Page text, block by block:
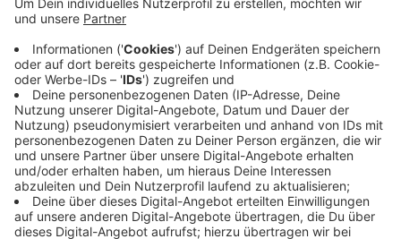
Tour mit seinem Album "Schlüsselkind" und seiner
Single "Polaroid". Wir haben mit ihm über Hochzeiten,
Musik und seine Single gesprochen
Anzeige
Anzeige